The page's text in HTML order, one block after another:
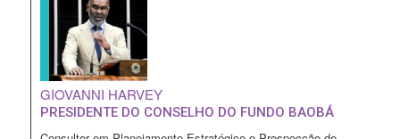
GIOVANNI HARVEY
PRESIDENTE DO CONSELHO DO FUNDO BAOBÁ